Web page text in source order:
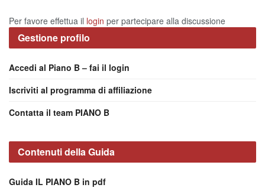
Per favore effettua il login per partecipare alla discussione
Gestione profilo
Accedi al Piano B – fai il login
Iscriviti al programma di affiliazione
Contatta il team PIANO B
Contenuti della Guida
Guida IL PIANO B in pdf